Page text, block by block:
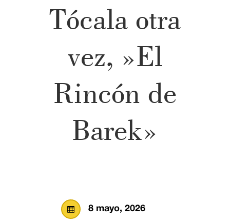
Tócala otra
vez, »El
Rincón de
Barek»
 8 mayo, 2026